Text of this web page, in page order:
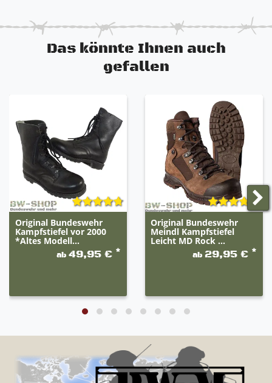
VANGUARD®-Premium-Dämpfungssohlensystem
Gepolsterte Polyurethan-Mittelsohle
100 % VIBRAM Sierra-Laufsohle aus Gummi
Benzin-, Erdöl-, Öl- und Schmiermittelbeständig
Gore-Tex Membrane
Sehr guter Lauf- und Tragekomfort
Das könnte Ihnen auch
gefallen
Original Bundeswehr
Kampfstiefel vor 2000
*Altes Modell...
ab49,95 € *
Original Bundeswehr
Meindl Kampfstiefel
Leicht MD Rock ...
ab 29,95 € *